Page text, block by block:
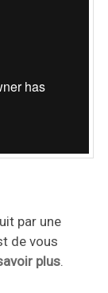
par une
de vous
plus.